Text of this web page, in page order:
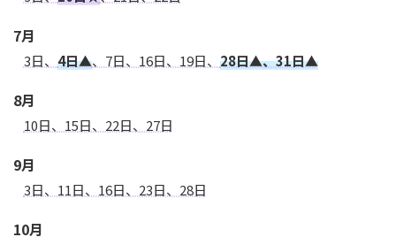
7月
3日、 4日▲、7日、16日、19日、 28日▲、31日▲
8月
10日、15日、22日、27日
9月
3日、11日、16日、23日、28日
10月